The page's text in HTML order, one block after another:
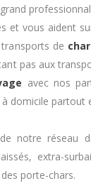
et vous aident
de
pas aux
avec nos
domicile partout
notre réseau
extra-
porte-chars.